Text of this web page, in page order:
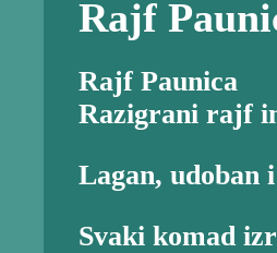
Rajf
Rajf Paunica
Razigrani rajf
Lagan, udoban
Svaki komad